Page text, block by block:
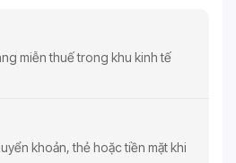
miễn thuế trong khu kinh tế
khoản, thẻ hoặc tiền mặt khi